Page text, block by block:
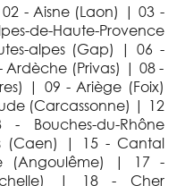
- Aisne (Laon) | 03 -
de-Haute-Provence
alpes (Gap) | 06 -
Ardèche (Privas) | 08 -
| 09 - Ariège (Foix)
(Carcassonne) | 12
du-Rhône
(Caen) | 15 - Cantal
(Angoulême) | 17 -
| 18 - Cher